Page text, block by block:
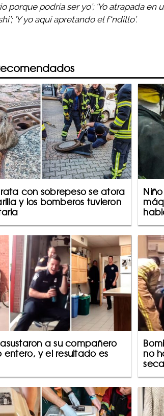
porque podría ser yo’; ‘Yo atrapada
‘Y yo aquí apretando el f*ndillo’.
con sobrepeso se atora
y los bomberos tuvieron
a su compañero
entero, y el resultado es
no